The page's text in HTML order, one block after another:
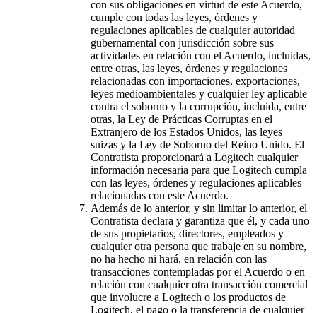
con sus obligaciones en virtud de este Acuerdo,
cumple con todas las leyes, órdenes y
regulaciones aplicables de cualquier autoridad
gubernamental con jurisdicción sobre sus
actividades en relación con el Acuerdo, incluidas,
entre otras, las leyes, órdenes y regulaciones
relacionadas con importaciones, exportaciones,
leyes medioambientales y cualquier ley aplicable
contra el soborno y la corrupción, incluida, entre
otras, la Ley de Prácticas Corruptas en el
Extranjero de los Estados Unidos, las leyes
suizas y la Ley de Soborno del Reino Unido. El
Contratista proporcionará a Logitech cualquier
información necesaria para que Logitech cumpla
con las leyes, órdenes y regulaciones aplicables
relacionadas con este Acuerdo.
Además de lo anterior, y sin limitar lo anterior, el
Contratista declara y garantiza que él, y cada uno
de sus propietarios, directores, empleados y
cualquier otra persona que trabaje en su nombre,
no ha hecho ni hará, en relación con las
transacciones contempladas por el Acuerdo o en
relación con cualquier otra transacción comercial
que involucre a Logitech o los productos de
Logitech, el pago o la transferencia de cualquier